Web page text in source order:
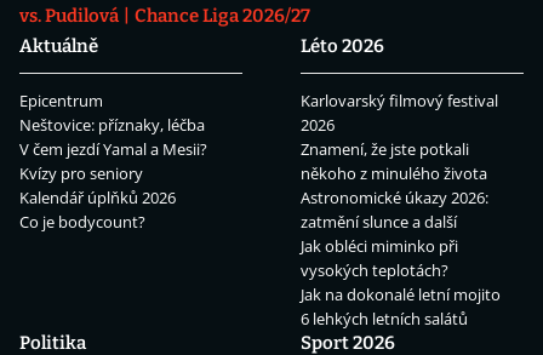
vs. Pudilová
Chance Liga 2026/27
Aktuálně
Epicentrum
Neštovice: příznaky, léčba
V čem jezdí Yamal a Mesii?
Kvízy pro seniory
Kalendář úplňků 2026
Co je bodycount?
Léto 2026
Karlovarský filmový festival
2026
Znamení, že jste potkali
někoho z minulého života
Astronomické úkazy 2026:
zatmění slunce a další
Jak obléci miminko při
vysokých teplotách?
Jak na dokonalé letní mojito
6 lehkých letních salátů
Politika
Sport 2026